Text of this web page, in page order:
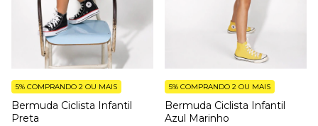
Bermuda Ciclista Infantil
Preta
5% COMPRANDO 2 OU MAIS
Bermuda Ciclista Infantil
Azul Marinho
5% COMPRANDO 2 OU MAIS